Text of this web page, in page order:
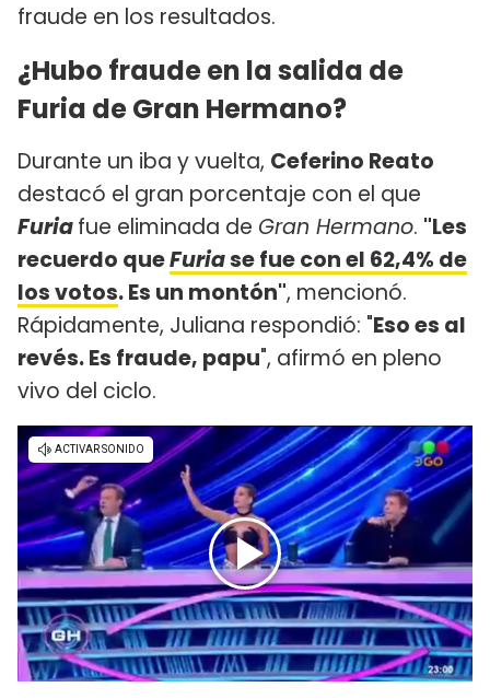
fraude en los resultados.
¿Hubo fraude en la salida de
Furia de Gran Hermano?
Durante un iba y vuelta, Ceferino Reato
destacó el gran porcentaje con el que
Furiafue eliminada de Gran Hermano. "Les
recuerdo queFuriase fue con el 62,4% de
los votos. Es un montón", mencionó.
Rápidamente, Juliana respondió: "Eso es al
revés. Es fraude, papu", afirmó en pleno
vivo del ciclo.